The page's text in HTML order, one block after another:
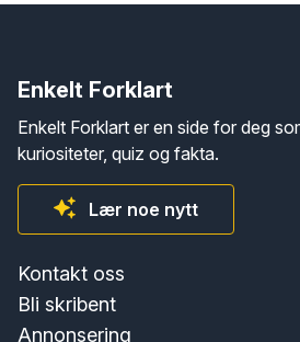
Enkelt Forklart
Enkelt Forklart er en side for deg
kuriositeter, quiz og fakta.
Lær noe nytt
Kontakt oss
Bli skribent
Annonsering